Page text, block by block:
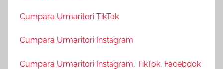
Cumpara Urmaritori TikTok
Cumpara Urmaritori Instagram
Cumpara Urmaritori Instagram, TikTok, Facebook